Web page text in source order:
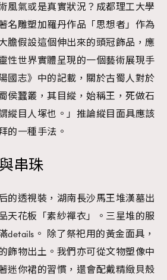
風氣或是真實狀況？成都理工大學
名雕塑加羅丹作品「思想者」作為
膽假設這個伸出來的頭冠飾品，應
性世界實體呈現的一個藝術展現手
國志》中的記載，關於古蜀人對於
侯蠶叢，其目縱，始稱王，死做石
縱目人塚也。」推論縱目面具應該
的一種手法。
串珠
的透視裝，湖南長沙馬王堆漢墓出
天花板「素紗襌衣」。三星堆的服
details。 除了祭祀用的黃金面具，
飾物出土。我們亦可從文物塑像中
迷你裙的習慣，還會配戴精緻貝殼